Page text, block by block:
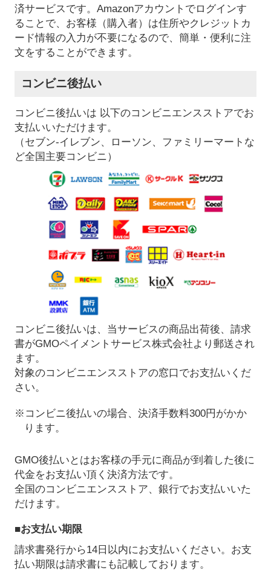
済サービスです。Amazonアカウントでログインす
ることで、お客様（購入者）は住所やクレジットカ
ード情報の入力が不要になるので、簡単・便利に注
文をすることができます。
コンビニ後払い
コンビニ後払いは 以下のコンビニエンスストアでお
支払いいただけます。
（セブン-イレブン、ローソン、ファミリーマートな
ど全国主要コンビニ）
コンビニ後払いは、当サービスの商品出荷後、請求
書がGMOペイメントサービス株式会社より郵送され
ます。
対象のコンビニエンスストアの窓口でお支払いくだ
さい。
※コンビニ後払いの場合、決済手数料300円がかか
ります。
GMO後払いとはお客様の手元に商品が到着した後に
代金をお支払い頂く決済方法です。
全国のコンビニエンスストア、銀行でお支払いいた
だけます。
■お支払い期限
請求書発行から14日以内にお支払いください。お支
払い期限は請求書にも記載しております。